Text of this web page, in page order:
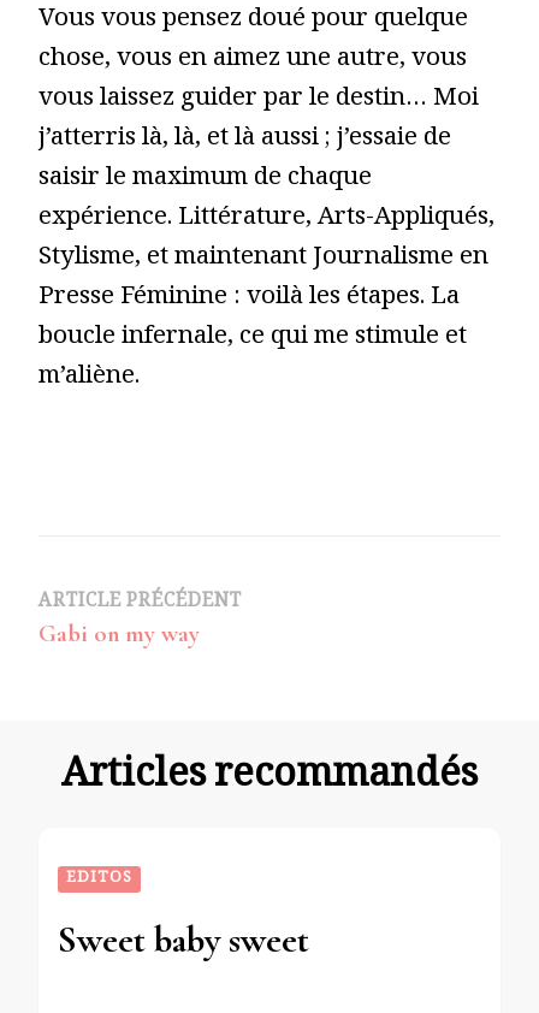
Vous vous pensez doué pour quelque
chose, vous en aimez une autre, vous
vous laissez guider par le destin… Moi
j’atterris là, là, et là aussi ; j’essaie de
saisir le maximum de chaque
expérience. Littérature, Arts-Appliqués,
Stylisme, et maintenant Journalisme en
Presse Féminine : voilà les étapes. La
boucle infernale, ce qui me stimule et
m’aliène.
Navigation
d’article
ARTICLE PRÉCÉDENT
Gabi on my way
Articles recommandés
EDITOS
Sweet baby sweet